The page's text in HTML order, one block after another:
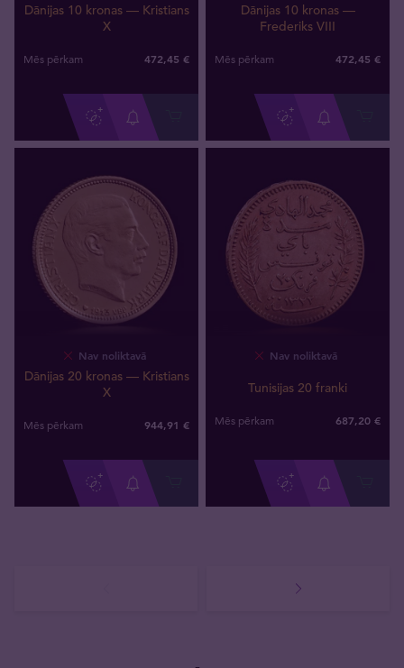
Dānijas 10 kronas — Kristians
X
Mēs pērkam 472,45 €
Dānijas 10 kronas —
Frederiks VIII
Mēs pērkam 472,45 €
Nav noliktavā
Dānijas 20 kronas — Kristians
X
Mēs pērkam 944,91 €
Nav noliktavā
Tunisijas 20 franki
Mēs pērkam 687,20 €